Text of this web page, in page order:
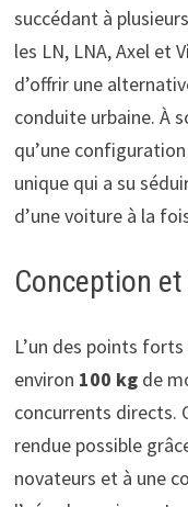
succédant à
les LN, LNA, Axel et
d’offrir une
conduite urbaine. À
qu’une
unique qui a su
d’une voiture à la
Conception
L’un des points
environ 100 kgde
concurrents directs.
rendue possible
novateurs et à une